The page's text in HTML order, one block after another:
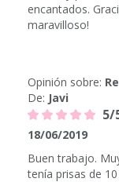
encantados.
maravilloso!
Opinión sobre:
De: Javi
5/
18/06/2019
Buen trabajo.
tenía prisas de 10